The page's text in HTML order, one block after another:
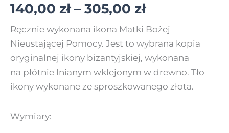
140,00 zł – 305,00 zł
Ręcznie wykonana ikona Matki Bożej
Nieustającej Pomocy. Jest to wybrana kopia
oryginalnej ikony bizantyjskiej, wykonana
na płótnie lnianym wklejonym w drewno. Tło
ikony wykonane ze sproszkowanego złota.
Wymiary: